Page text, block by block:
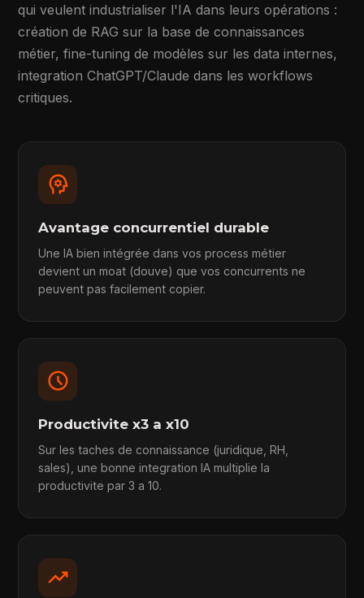
qui veulent industrialiser l'IA dans leurs opérations :
création de RAG sur la base de connaissances
métier, fine-tuning de modèles sur les data internes,
integration ChatGPT/Claude dans les workflows
critiques.
psychology
Avantage concurrentiel durable
Une IA bien intégrée dans vos process métier
devient un moat (douve) que vos concurrents ne
peuvent pas facilement copier.
schedule
Productivite x3 a x10
Sur les taches de connaissance (juridique, RH,
sales), une bonne integration IA multiplie la
productivite par 3 a 10.
trending_up